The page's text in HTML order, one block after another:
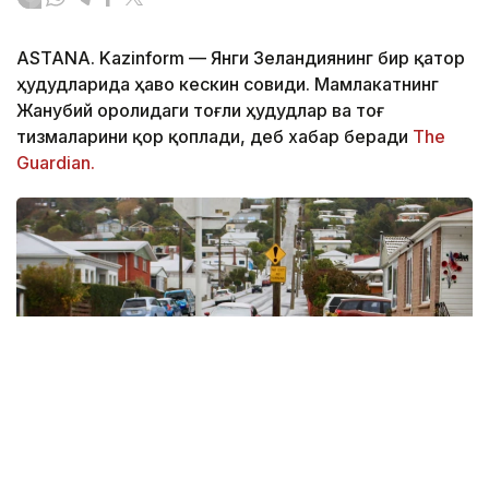
ASTANA. Kazinform — Янги Зеландиянинг бир қатор
ҳудудларида ҳаво кескин совиди. Мамлакатнинг
Жанубий оролидаги тоғли ҳудудлар ва тоғ
тизмаларини қор қоплади, деб хабар беради The
Guardian.